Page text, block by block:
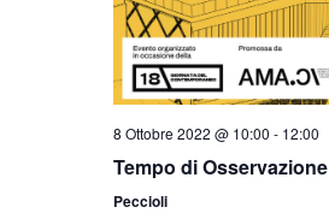
8 Ottobre 2022 @ 10:00 - 12:00
Tempo di Osservazione
Peccioli